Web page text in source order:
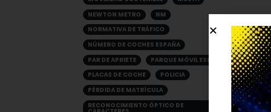
NEWTON METRO
NM
NORMATIVA DE TRÁFICO
NÚMERO DE COCHES ESPAÑA
PAR DE APRIETE
PARQUE MÓVIL ESPAÑA
PLACAS DE COCHE
POLICIA
PÉRDIDA DE MATRÍCULA
RECONOCIMIENTO ÓPTICO DE